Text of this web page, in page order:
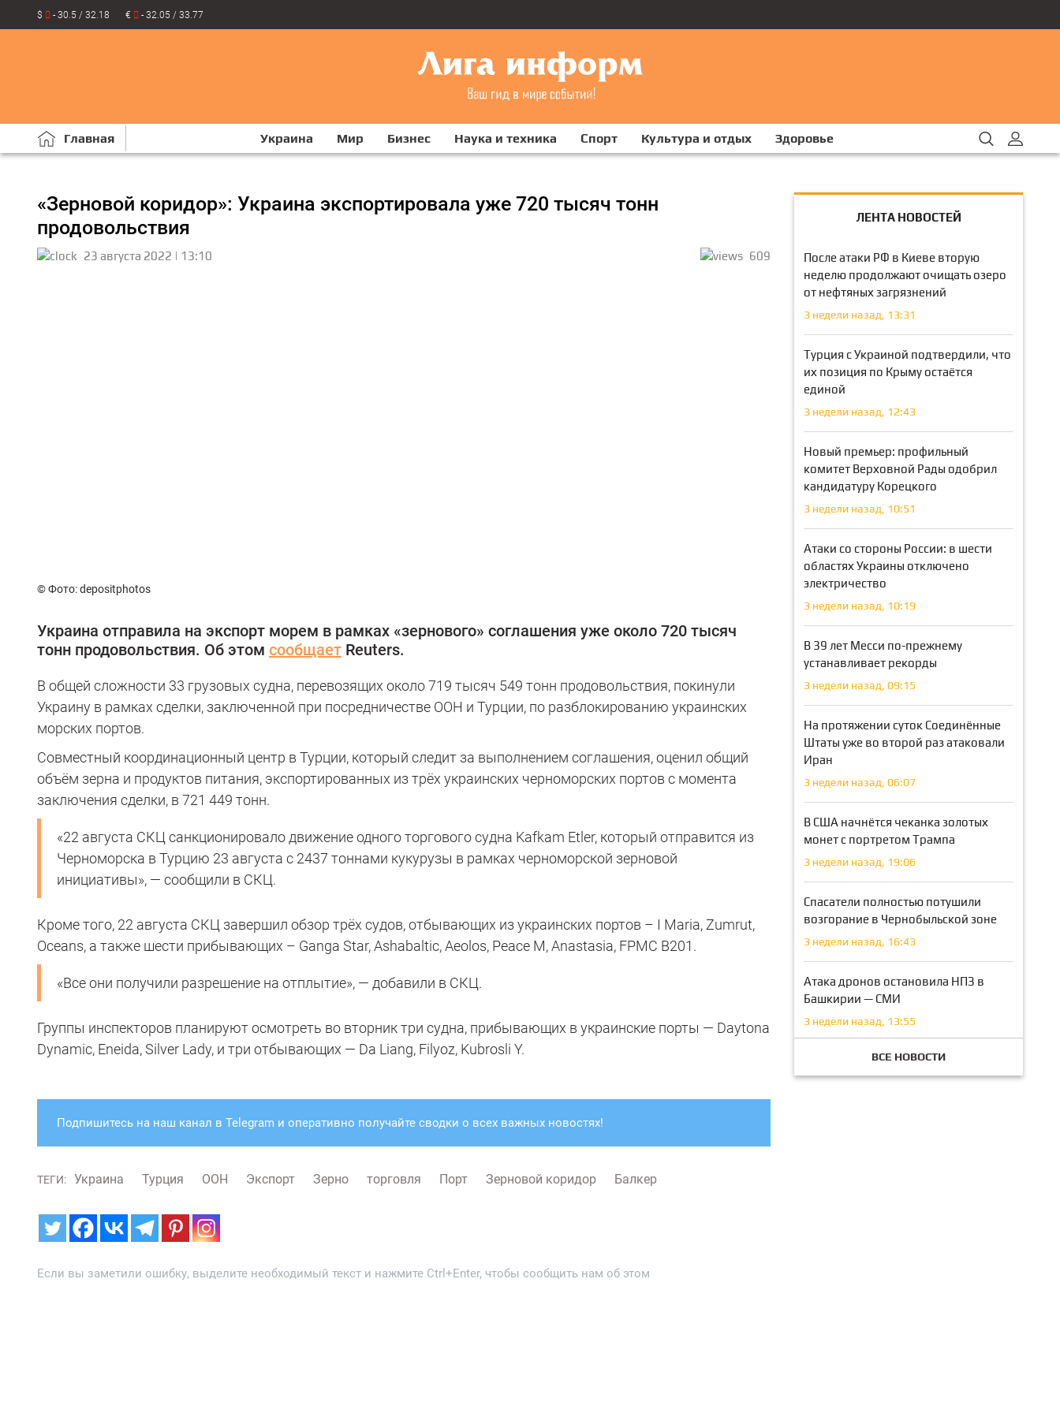
$ - 30.5 / 32.18 € - 32.05 / 33.77
Главная Украина Мир Бизнес Наука и техника Спорт Культура и отдых Здоровье
«Зерновой коридор»: Украина экспортировала уже 720 тысяч тонн
продовольствия
23 августа 2022 | 13:10 609
© Фото: depositphotos
Украина отправила на экспорт морем в рамках «зернового» соглашения уже около 720 тысяч
тонн продовольствия. Об этом сообщает Reuters.
В общей сложности 33 грузовых судна, перевозящих около 719 тысяч 549 тонн продовольствия, покинули
Украину в рамках сделки, заключенной при посредничестве ООН и Турции, по разблокированию украинских
морских портов.
Совместный координационный центр в Турции, который следит за выполнением соглашения, оценил общий
объём зерна и продуктов питания, экспортированных из трёх украинских черноморских портов с момента
заключения сделки, в 721 449 тонн.
«22 августа СКЦ санкционировало движение одного торгового судна Kafkam Etler, который отправится из
Черноморска в Турцию 23 августа с 2437 тоннами кукурузы в рамках черноморской зерновой
инициативы», — сообщили в СКЦ.
Кроме того, 22 августа СКЦ завершил обзор трёх судов, отбывающих из украинских портов – I Maria, Zumrut,
Oceans, а также шести прибывающих – Ganga Star, Ashabaltic, Aeolos, Peace M, Anastasia, FPMC B201.
«Все они получили разрешение на отплытие», — добавили в СКЦ.
Группы инспекторов планируют осмотреть во вторник три судна, прибывающих в украинские порты — Daytona
Dynamic, Eneida, Silver Lady, и три отбывающих — Da Liang, Filyoz, Kubrosli Y.
Подпишитесь на наш канал в Telegram и оперативно получайте сводки о всех важных новостях!
ТЕГИ: Украина Турция ООН Экспорт Зерно торговля Порт Зерновой коридор Балкер
Если вы заметили ошибку, выделите необходимый текст и нажмите Ctrl+Enter, чтобы сообщить нам об этом
ЛЕНТА НОВОСТЕЙ
После атаки РФ в Киеве вторую
неделю продолжают очищать озеро
от нефтяных загрязнений
3 недели назад, 13:31
Турция с Украиной подтвердили, что
их позиция по Крыму остаётся
единой
3 недели назад, 12:43
Новый премьер: профильный
комитет Верховной Рады одобрил
кандидатуру Корецкого
3 недели назад, 10:51
Атаки со стороны России: в шести
областях Украины отключено
электричество
3 недели назад, 10:19
В 39 лет Месси по-прежнему
устанавливает рекорды
3 недели назад, 09:15
На протяжении суток Соединённые
Штаты уже во второй раз атаковали
Иран
3 недели назад, 06:07
В США начнётся чеканка золотых
монет с портретом Трампа
3 недели назад, 19:06
Спасатели полностью потушили
возгорание в Чернобыльской зоне
3 недели назад, 16:43
Атака дронов остановила НПЗ в
Башкирии — СМИ
3 недели назад, 13:55
ВСЕ НОВОСТИ